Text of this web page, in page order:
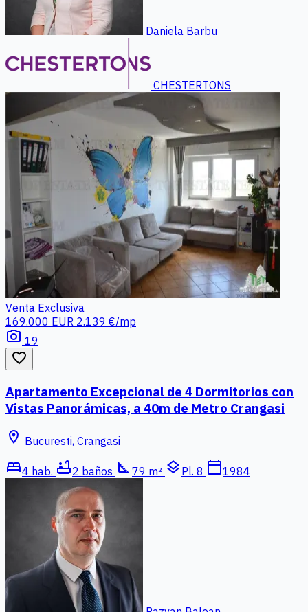
Daniela Barbu
CHESTERTONS
Venta Exclusiva
169.000 EUR 2.139 €/mp
photo_camera 19
favorite_border
Apartamento Excepcional de 4 Dormitorios con
Vistas Panorámicas, a 40m de Metro Crangasi
location_on Bucuresti, Crangasi
bed4 hab. bathtub2 baños square_foot 79 m² layers Pl. 8 calendar_today1984